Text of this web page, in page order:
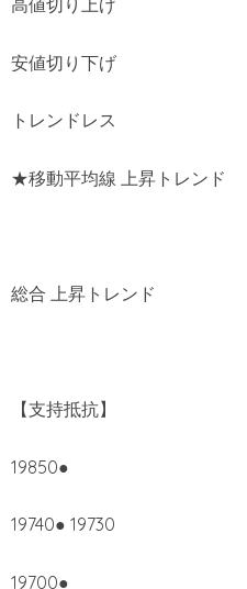
安値切り下げ
トレンドレス
★移動平均線 上昇トレンド
総合 上昇トレンド
【支持抵抗】
19850●
19740● 19730
19700●